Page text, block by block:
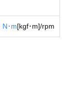
N･m[kgf･m]/rpm